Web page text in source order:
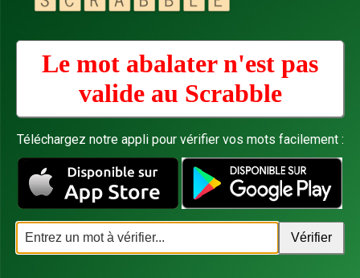
Le mot abalater n'est pas
valide au Scrabble
Téléchargez notre appli pour vérifier vos mots facilement :